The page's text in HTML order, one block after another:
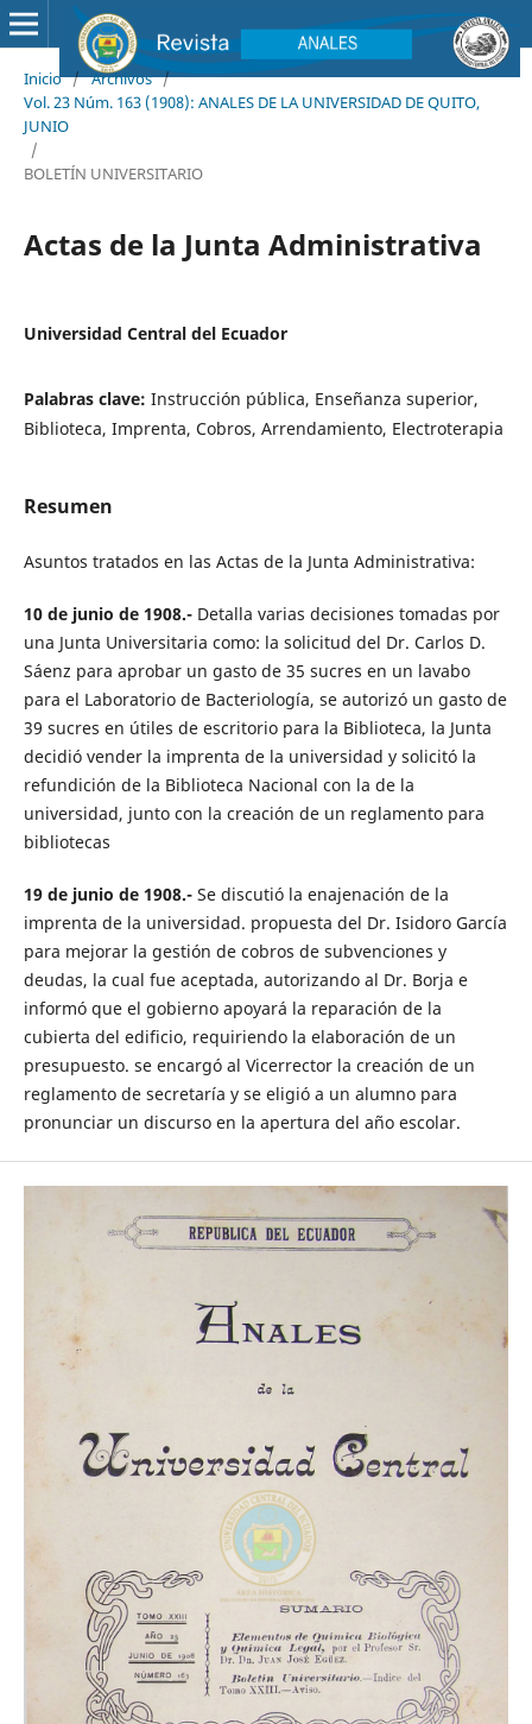
Inicio / Archivos /
Vol. 23 Núm. 163 (1908): ANALES DE LA UNIVERSIDAD DE QUITO,
JUNIO
/
BOLETÍN UNIVERSITARIO
Actas de la Junta Administrativa
Universidad Central del Ecuador
Palabras clave: Instrucción pública, Enseñanza superior,
Biblioteca, Imprenta, Cobros, Arrendamiento, Electroterapia
Resumen
Asuntos tratados en las Actas de la Junta Administrativa:
10 de junio de 1908.- Detalla varias decisiones tomadas por
una Junta Universitaria como: la solicitud del Dr. Carlos D.
Sáenz para aprobar un gasto de 35 sucres en un lavabo
para el Laboratorio de Bacteriología, se autorizó un gasto de
39 sucres en útiles de escritorio para la Biblioteca, la Junta
decidió vender la imprenta de la universidad y solicitó la
refundición de la Biblioteca Nacional con la de la
universidad, junto con la creación de un reglamento para
bibliotecas
19 de junio de 1908.- Se discutió la enajenación de la
imprenta de la universidad. propuesta del Dr. Isidoro García
para mejorar la gestión de cobros de subvenciones y
deudas, la cual fue aceptada, autorizando al Dr. Borja e
informó que el gobierno apoyará la reparación de la
cubierta del edificio, requiriendo la elaboración de un
presupuesto. se encargó al Vicerrector la creación de un
reglamento de secretaría y se eligió a un alumno para
pronunciar un discurso en la apertura del año escolar.